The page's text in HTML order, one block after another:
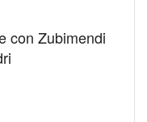
con Zubimendi